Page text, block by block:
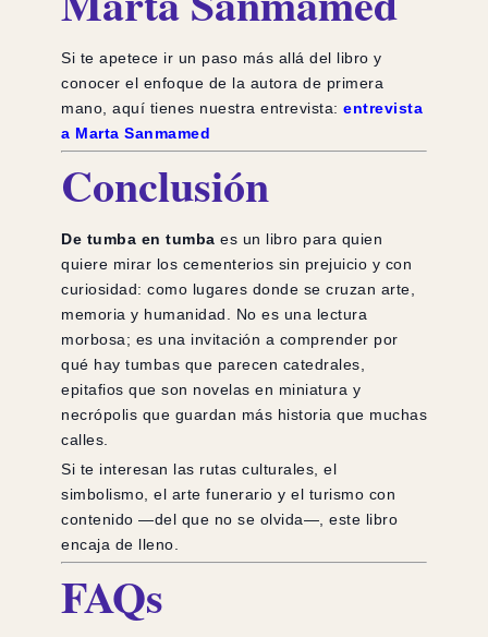
Si te apetece ir un paso más allá del libro y
conocer el enfoque de la autora de primera
mano, aquí tienes nuestra entrevista: entrevista
a Marta Sanmamed
Conclusión
De tumba en tumba es un libro para quien
quiere mirar los cementerios sin prejuicio y con
curiosidad: como lugares donde se cruzan arte,
memoria y humanidad. No es una lectura
morbosa; es una invitación a comprender por
qué hay tumbas que parecen catedrales,
epitafios que son novelas en miniatura y
necrópolis que guardan más historia que muchas
calles.
Si te interesan las rutas culturales, el
simbolismo, el arte funerario y el turismo con
contenido —del que no se olvida—, este libro
encaja de lleno.
FAQs